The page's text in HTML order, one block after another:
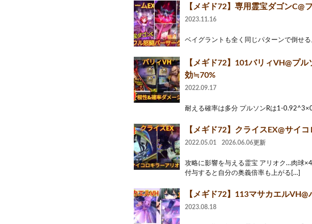
【メギド72】専用霊宝ダゴンC@
2023.11.16
ベイグラントも全く同じパターンで倒せ
【メギド72】101バリィVH@プ
効≒70%
2022.09.17
耐える確率は多分 プルソンRは1-
【メギド72】クライスEX@サイ
2022.05.01 2026.06.06更新
攻略に影響を与える霊宝 アリオク…肉球
付与すると自分の奥義倍率も上がる[…]
【メギド72】113マサカエル
2023.08.18